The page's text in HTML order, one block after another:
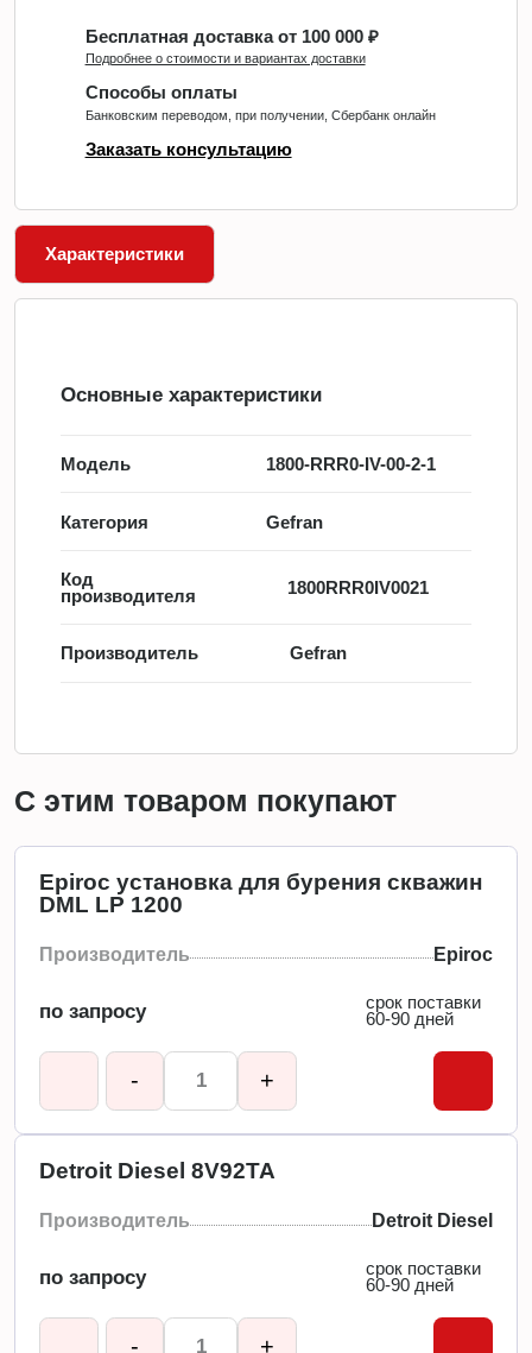
Бесплатная доставка от 100 000 ₽
Подробнее о стоимости и вариантах доставки
Способы оплаты
Банковским переводом, при получении, Сбербанк онлайн
Заказать консультацию
Характеристики
Основные характеристики
Модель 1800-RRR0-IV-00-2-1
Категория Gefran
Код
производителя
1800RRR0IV0021
Производитель Gefran
С этим товаром покупают
Epiroc установка для бурения скважин
DML LP 1200
Производитель Epiroc
по запросу
срок поставки
60-90 дней
- +
Detroit Diesel 8V92TA
Производитель Detroit Diesel
по запросу
срок поставки
60-90 дней
- +